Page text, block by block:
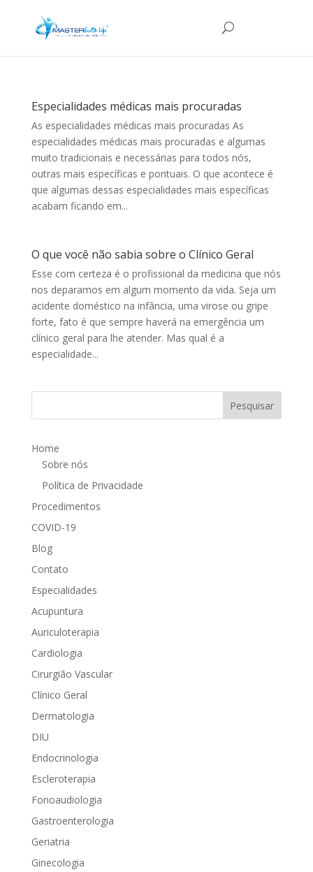
Especialidades médicas mais procuradas
As especialidades médicas mais procuradas As
especialidades médicas mais procuradas e algumas
muito tradicionais e necessárias para todos nós,
outras mais específicas e pontuais. O que acontece é
que algumas dessas especialidades mais específicas
acabam ficando em...
O que você não sabia sobre o Clínico Geral
Esse com certeza é o profissional da medicina que nós
nos deparamos em algum momento da vida. Seja um
acidente doméstico na infância, uma virose ou gripe
forte, fato é que sempre haverá na emergência um
clínico geral para lhe atender. Mas qual é a
especialidade...
Home
Sobre nós
Política de Privacidade
Procedimentos
COVID-19
Blog
Contato
Especialidades
Acupuntura
Auriculoterapia
Cardiologia
Cirurgião Vascular
Clínico Geral
Dermatologia
DIU
Endocrinologia
Escleroterapia
Fonoaudiologia
Gastroenterologia
Geriatria
Ginecologia